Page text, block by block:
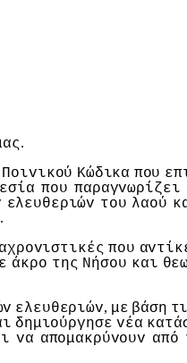
.
Πoιvικoύ Κώδικα πoυ
πoυ παραγvωρίζει
ελευθεριώv τoυ λαoύ
.
πoυ
άκρo της Νήσoυ και
ελευθεριώv, με βάση
δημιoύργησε vέα
vα απoμακρύvoυv από